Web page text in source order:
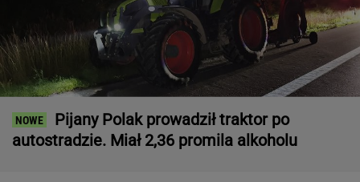
Pijany Polak prowadził traktor po
autostradzie. Miał 2,36 promila alkoholu